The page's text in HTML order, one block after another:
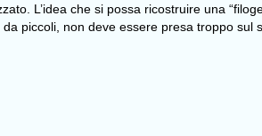
L’idea che si possa ricostruire una
piccoli, non deve essere presa troppo sul